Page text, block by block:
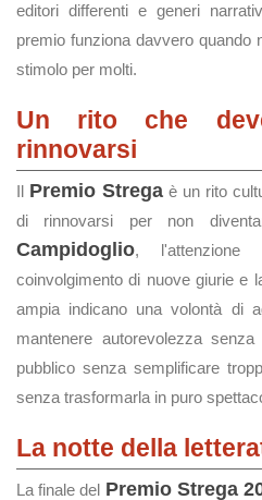
editori differenti e generi
premio funziona davvero quando
stimolo per molti.
Un rito che
rinnovarsi
Il Premio Strega è un rito
di rinnovarsi per non
Campidoglio, l'attenzione
coinvolgimento di nuove giurie e
ampia indicano una volontà di
mantenere autorevolezza
pubblico senza semplificare
senza trasformarla in puro
La notte della
La finale del Premio Strega